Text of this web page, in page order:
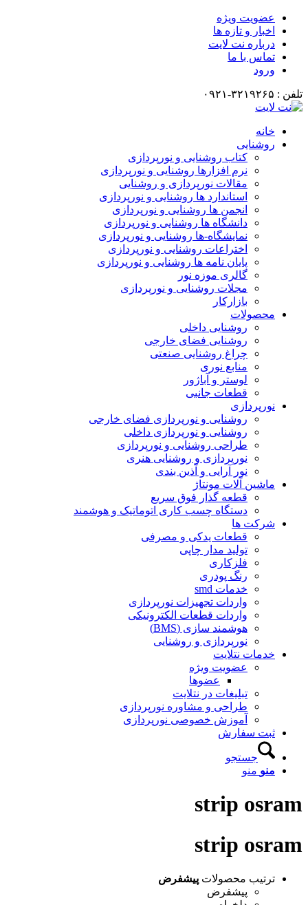
عضویت ویژه
اخبار و تازه ها
درباره نت لایت
تماس با ما
ورود
تلفن : ۳۲۱۹۲۶۵-۰۹۲۱
خانه
روشنایی
کتاب روشنایی و نورپردازی
نرم افزارها روشنایی و نورپردازی
مقالات نورپردازی و روشنایی
استاندارد ها روشنایی و نورپردازی
انجمن ها روشنایی و نورپردازی
دانشگاه ها روشنایی و نورپردازی
نمایشگاه-ها روشنایی و نورپردازی
اختراعات روشنایی و نورپردازی
پایان نامه ها روشنایی و نورپردازی
گالری موزه نور
مجلات روشنایی و نورپردازی
بازارکار
محصولات
روشنایی داخلی
روشنایی فضای خارجی
چراغ روشنایی صنعتی
منابع نوری
لوستر و آباژور
قطعات جانبی
نورپردازی
روشنایی و نورپردازی فضای خارجی
روشنایی و نورپردازی داخلی
طراحی روشنایی و نورپردازی
نورپردازی و روشنایی هنری
نور آرایی و آذین بندی
ماشین آلات مونتاژ
قطعه گذار فوق سریع
دستگاه چسب کاری اتوماتیک و هوشمند
شرکت ها
قطعات یدکی و مصرفی
تولید مدار چاپی
فلزکاری
رنگ پودری
خدمات smd
واردات تجهیزات نورپردازی
واردات قطعات الکترونیکی
هوشمند سازی (BMS)
نورپردازی و روشنایی
خدمات نتلایت
عضویت ویژه
عضوها
تبلیغات در نتلایت
طراحی و مشاوره نورپردازی
آموزش خصوصی نورپردازی
ثبت سفارش
جستجو
منو منو
strip osram
strip osram
ترتیب محصولات پیشفرض
پیشفرض